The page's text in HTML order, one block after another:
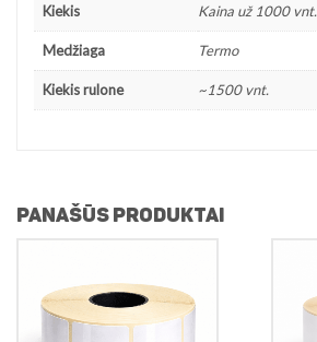
Kiekis Kaina už 1000 vnt.
Medžiaga Termo
Kiekis rulone ~1500 vnt.
PANAŠŪS PRODUKTAI